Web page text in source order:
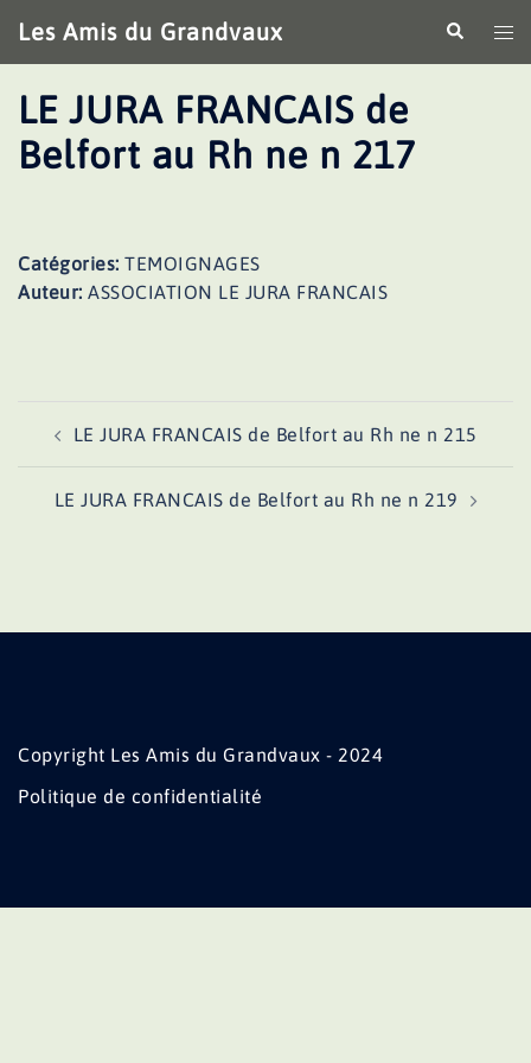
au
contenu
Les Amis du Grandvaux
le
LE JURA FRANCAIS de
Belfort au Rh ne n 217
Catégories: TEMOIGNAGES
Auteur: ASSOCIATION LE JURA FRANCAIS
d’article
LE JURA FRANCAIS de Belfort au Rh ne n 215
LE JURA FRANCAIS de Belfort au Rh ne n 219
Copyright Les Amis du Grandvaux - 2024
Politique de confidentialité